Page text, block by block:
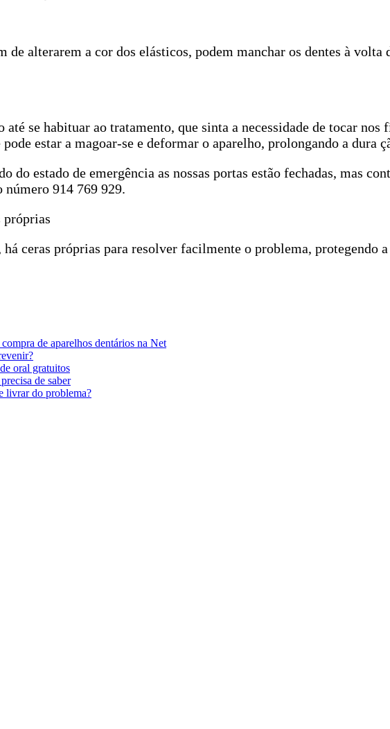
de alterarem a cor dos elásticos, podem manchar os dentes à
se habituar ao tratamento, que sinta a necessidade de tocar nos
estar a magoar-se e deformar o aparelho, prolongando a dura
do estado de emergência as nossas portas estão fechadas, mas
número 914 769 929.
próprias
ceras próprias para resolver facilmente o problema, protegendo a
de aparelhos dentários na Net
oral gratuitos
de saber
livrar do problema?